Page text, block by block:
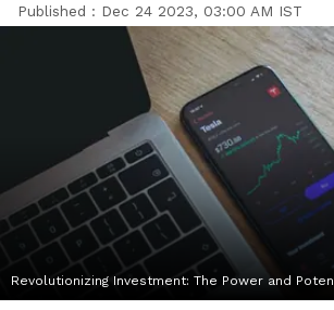
Published : Dec 24 2023, 03:00 AM IST
Revolutionizing Investment: The Power and